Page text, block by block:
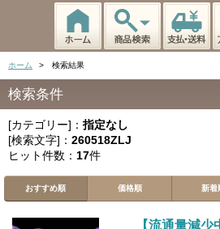
ホーム > 検索結果
検索条件
[カテゴリー]： 指定なし
[検索文字]： 260518ZLJ
ヒット件数： 17件
おすすめ順 価格順 新着
【流通量減